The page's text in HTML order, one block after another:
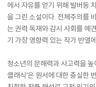
에서 자유를 얻기 위해 발버둥
을 그린 소설이다. 전체주의를
는 권력 독재와 감시 사회를 예
기 가장 영향력 있는 작가 반열
청소년의 문해력과 사고력을 높
클래식’은 원서에 대한 충실한